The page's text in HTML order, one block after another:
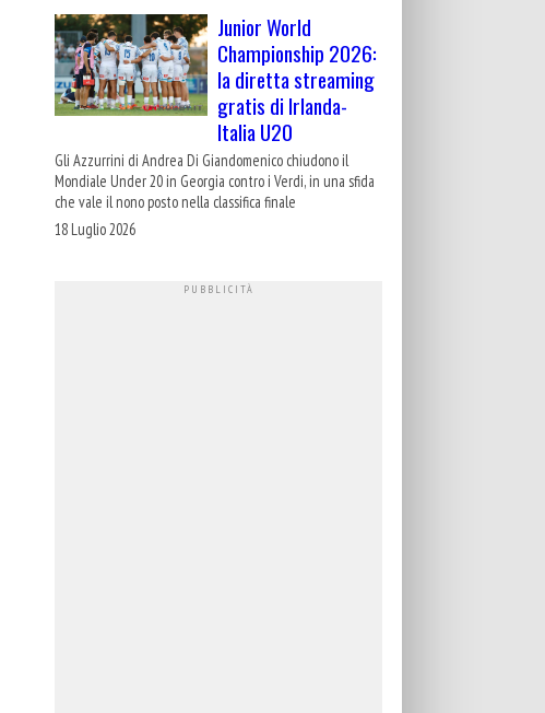
Junior World
Championship 2026:
la diretta streaming
gratis di Irlanda-
Italia U20
Gli Azzurrini di Andrea Di Giandomenico chiudono il
Mondiale Under 20 in Georgia contro i Verdi, in una sfida
che vale il nono posto nella classifica finale
18 Luglio 2026